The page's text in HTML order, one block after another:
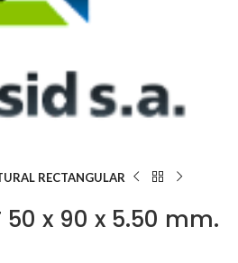
RECTANGULAR
50 x 90 x 5.50 mm.